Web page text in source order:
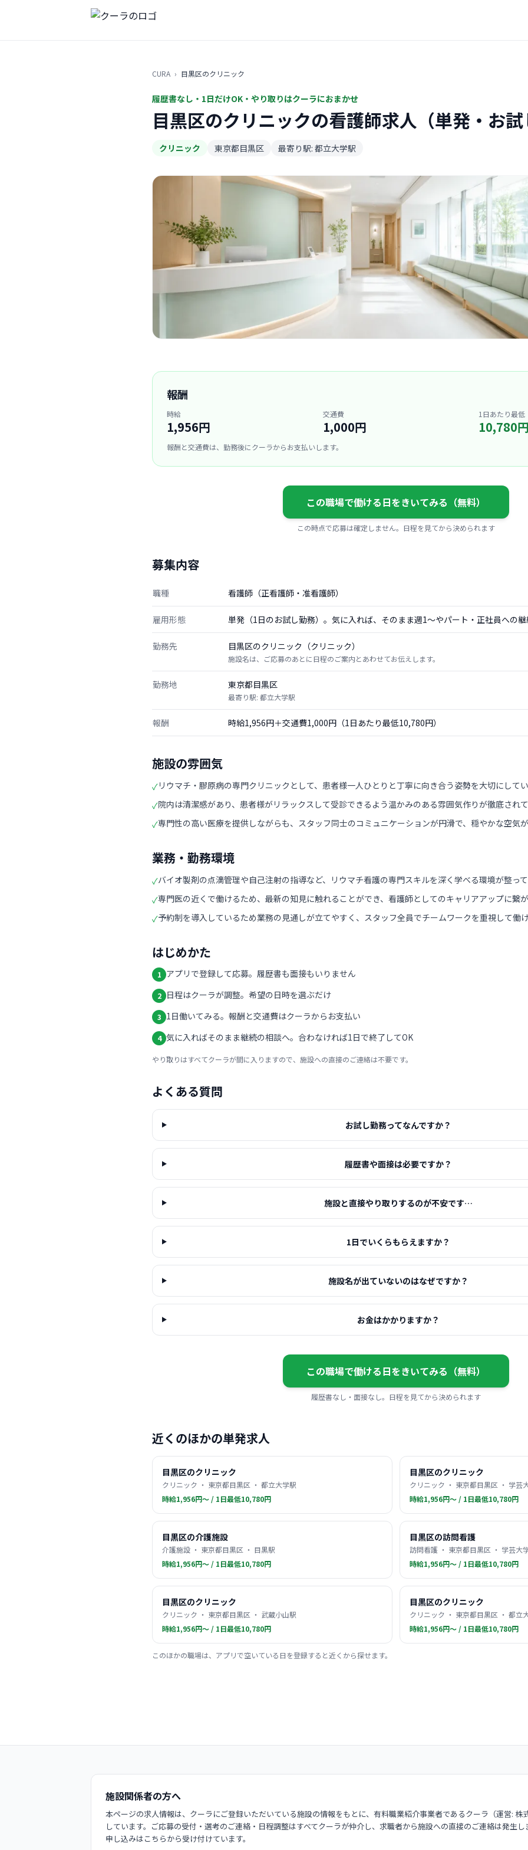
CURA › 目黒区のクリニック
履歴書なし・1日だけOK・やり取りはクーラにおまかせ
目黒区のクリニックの看護師求人（単発・お試
クリニック 東京都目黒区 最寄り駅: 都立大学駅
報酬
時給
1,956円
交通費
1,000円
1日あたり最低
10,780円
報酬と交通費は、勤務後にクーラからお支払いします。
この職場で働ける日をきいてみる（無料）
この時点で応募は確定しません。日程を見てから決められます
募集内容
職種 看護師（正看護師・准看護師）
雇用形態 単発（1日のお試し勤務）。気に入れば、そのまま週1〜やパート・正社員への継
勤務先 目黒区のクリニック（クリニック）
施設名は、ご応募のあとに日程のご案内とあわせてお伝えします。
勤務地 東京都目黒区
最寄り駅: 都立大学駅
報酬 時給1,956円＋交通費1,000円（1日あたり最低10,780円）
施設の雰囲気
✓リウマチ・膠原病の専門クリニックとして、患者様一人ひとりと丁寧に向き合う姿勢を大切にしてい
✓院内は清潔感があり、患者様がリラックスして受診できるよう温かみのある雰囲気作りが徹底されて
✓専門性の高い医療を提供しながらも、スタッフ同士のコミュニケーションが円滑で、穏やかな空気が
業務・勤務環境
✓バイオ製剤の点滴管理や自己注射の指導など、リウマチ看護の専門スキルを深く学べる環境が整って
✓専門医の近くで働けるため、最新の知見に触れることができ、看護師としてのキャリアアップに繋が
✓予約制を導入しているため業務の見通しが立てやすく、スタッフ全員でチームワークを重視して働け
はじめかた
1 アプリで登録して応募。履歴書も面接もいりません
2 日程はクーラが調整。希望の日時を選ぶだけ
3 1日働いてみる。報酬と交通費はクーラからお支払い
4 気に入ればそのまま継続の相談へ。合わなければ1日で終了してOK
やり取りはすべてクーラが間に入りますので、施設への直接のご連絡は不要です。
よくある質問
お試し勤務ってなんですか？
履歴書や面接は必要ですか？
施設と直接やり取りするのが不安です…
1日でいくらもらえますか？
施設名が出ていないのはなぜですか？
お金はかかりますか？
この職場で働ける日をきいてみる（無料）
履歴書なし・面接なし。日程を見てから決められます
近くのほかの単発求人
目黒区のクリニック
クリニック ・ 東京都目黒区 ・ 都立大学駅
時給1,956円〜 / 1日最低10,780円
目黒区のクリニック
クリニック ・ 東京都目黒区 ・ 学芸
時給1,956円〜 / 1日最低10,780円
目黒区の介護施設
介護施設 ・ 東京都目黒区 ・ 目黒駅
時給1,956円〜 / 1日最低10,780円
目黒区の訪問看護
訪問看護 ・ 東京都目黒区 ・ 学芸大
時給1,956円〜 / 1日最低10,780円
目黒区のクリニック
クリニック ・ 東京都目黒区 ・ 武蔵小山駅
時給1,956円〜 / 1日最低10,780円
目黒区のクリニック
クリニック ・ 東京都目黒区 ・ 都立
時給1,956円〜 / 1日最低10,780円
このほかの職場は、アプリで空いている日を登録すると近くから探せます。
施設関係者の方へ
本ページの求人情報は、クーラにご登録いただいている施設の情報をもとに、有料職業紹介事業者であるクーラ（運営:
しています。ご応募の受付・選考のご連絡・日程調整はすべてクーラが仲介し、求職者から施設への直接のご連絡は発生
申し込みはこちらから受け付けています。